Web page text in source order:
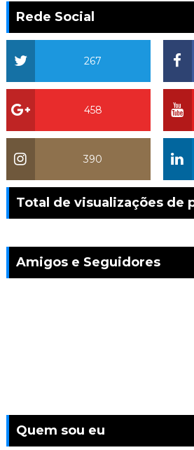
Rede Social
267
458
390
Total de visualizações de
Amigos e Seguidores
Quem sou eu